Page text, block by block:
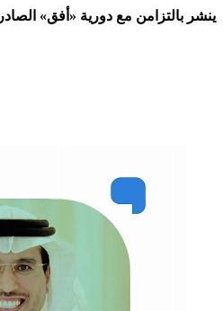
* ينشر بالتزامن مع دورية «أفق»